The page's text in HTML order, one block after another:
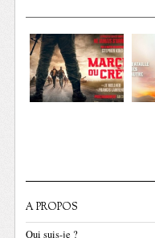
A PROPOS
Qui suis-je ?